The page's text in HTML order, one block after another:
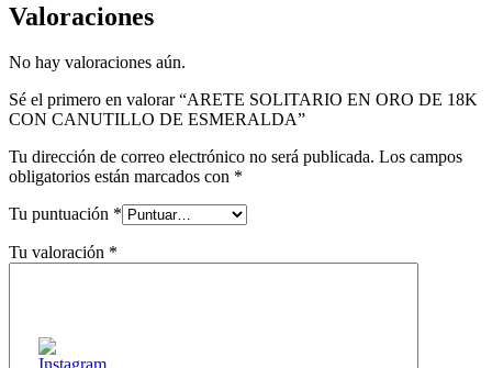
Valoraciones
No hay valoraciones aún.
Sé el primero en valorar “ARETE SOLITARIO EN ORO DE 18K
CON CANUTILLO DE ESMERALDA”
Tu dirección de correo electrónico no será publicada. Los campos
obligatorios están marcados con *
Tu puntuación *
Tu valoración *